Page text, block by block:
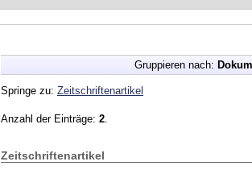
Gruppieren nach:
Springe zu: Zeitschriftenartikel
Anzahl der Einträge: 2
Zeitschriftenartikel